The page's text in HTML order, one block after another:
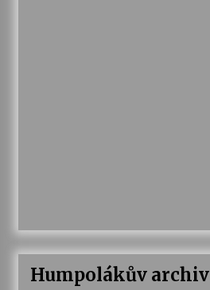
Humpolákův archiv